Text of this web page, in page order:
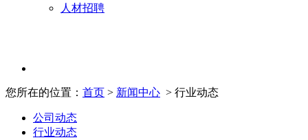
人材招聘
您所在的位置： 首页 > 新闻中心 > 行业动态
公司动态
行业动态